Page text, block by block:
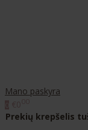
Mano paskyra
Prekių krepšelis